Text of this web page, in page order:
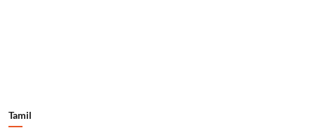
Tamil